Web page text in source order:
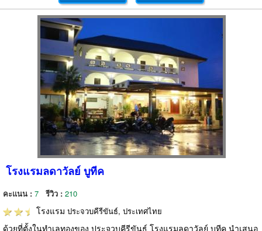
โรงแรมลดาวัลย์ บูทีค
คะแนน : 7 รีวิว : 210
โรงแรม ประจวบคีรีขันธ์, ประเทศไทย
ด้วยที่ตั้งในทำเลทองของ ประจวบคีรีขันธ์ โรงแรมลดาวัลย์ บูทีค นำเสนอ